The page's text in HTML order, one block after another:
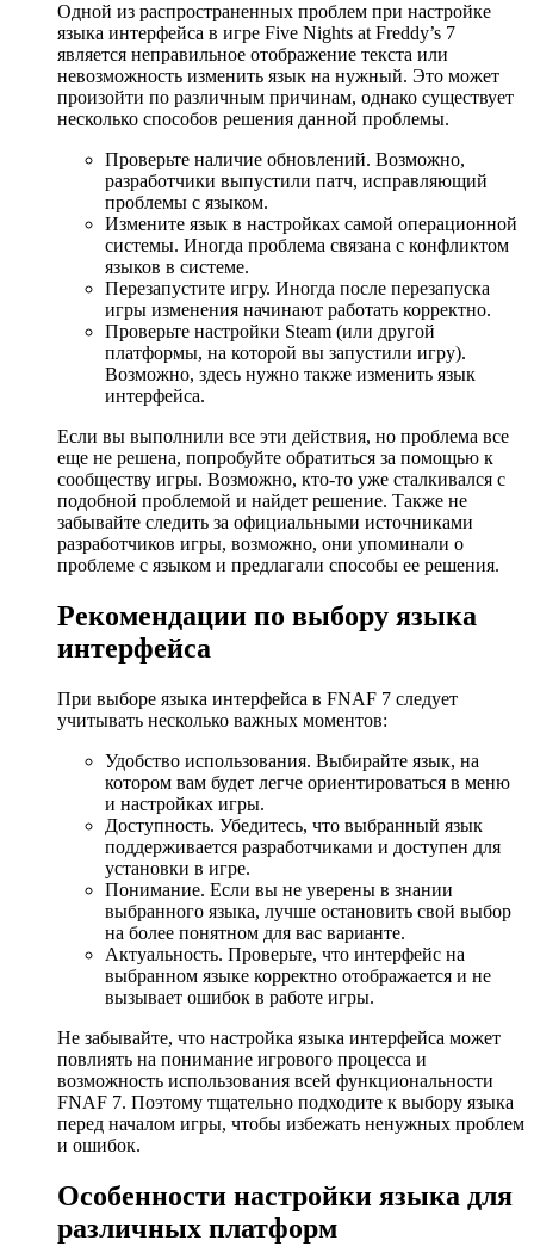
Одной из распространенных проблем при настройке
языка интерфейса в игре Five Nights at Freddy’s 7
является неправильное отображение текста или
невозможность изменить язык на нужный. Это может
произойти по различным причинам, однако существует
несколько способов решения данной проблемы.
Проверьте наличие обновлений. Возможно,
разработчики выпустили патч, исправляющий
проблемы с языком.
Измените язык в настройках самой операционной
системы. Иногда проблема связана с конфликтом
языков в системе.
Перезапустите игру. Иногда после перезапуска
игры изменения начинают работать корректно.
Проверьте настройки Steam (или другой
платформы, на которой вы запустили игру).
Возможно, здесь нужно также изменить язык
интерфейса.
Если вы выполнили все эти действия, но проблема все
еще не решена, попробуйте обратиться за помощью к
сообществу игры. Возможно, кто-то уже сталкивался с
подобной проблемой и найдет решение. Также не
забывайте следить за официальными источниками
разработчиков игры, возможно, они упоминали о
проблеме с языком и предлагали способы ее решения.
Рекомендации по выбору языка
интерфейса
При выборе языка интерфейса в FNAF 7 следует
учитывать несколько важных моментов:
Удобство использования. Выбирайте язык, на
котором вам будет легче ориентироваться в меню
и настройках игры.
Доступность. Убедитесь, что выбранный язык
поддерживается разработчиками и доступен для
установки в игре.
Понимание. Если вы не уверены в знании
выбранного языка, лучше остановить свой выбор
на более понятном для вас варианте.
Актуальность. Проверьте, что интерфейс на
выбранном языке корректно отображается и не
вызывает ошибок в работе игры.
Не забывайте, что настройка языка интерфейса может
повлиять на понимание игрового процесса и
возможность использования всей функциональности
FNAF 7. Поэтому тщательно подходите к выбору языка
перед началом игры, чтобы избежать ненужных проблем
и ошибок.
Особенности настройки языка для
различных платформ